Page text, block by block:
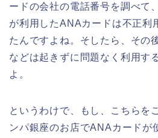
ードの会社の電話番号を調べて
が利用したANAカードは不正利
たんですよね。そしたら、その
などは起きずに問題なく利用す
よ。
というわけで、もし、こちらを
ンパ銀座のお店でANAカードが